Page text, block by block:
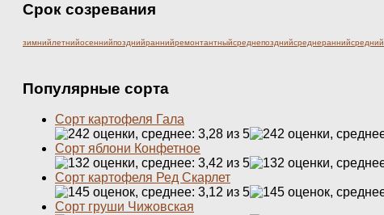
Срок созревания
зимнийлетнийосеннийпозднийраннийремонтантныйсреднепозднийсреднераннийсредний
Популярные сорта
Сорт картофеля Гала
Сорт яблони Конфетное
Сорт картофеля Ред Скарлет
Сорт груши Чижовская